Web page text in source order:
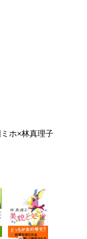
ホ×林真理子